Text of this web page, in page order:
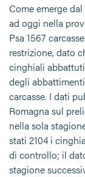
Come emerge
ad oggi nella
Psa 1567
restrizione, dato
cinghiali
degli
carcasse. I dati
Romagna sul
nella sola
stati 2104 i
di controllo; il
stagione